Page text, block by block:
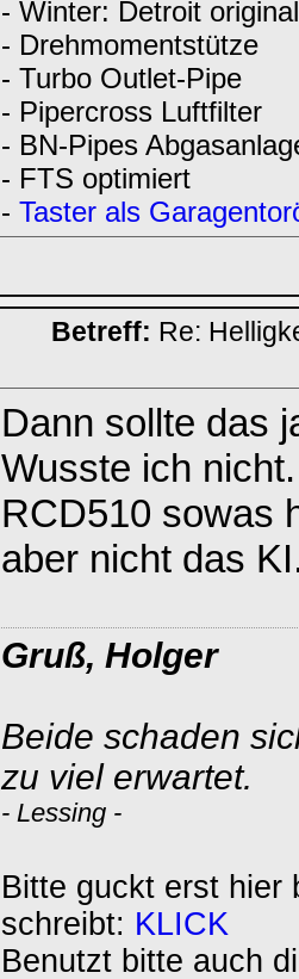
- Winter: Detroit original
- Drehmomentstütze
- Turbo Outlet-Pipe
- Pipercross Luftfilter
- BN-Pipes
- FTS optimiert
- Taster als
Betreff: Re:
Dann sollte das
Wusste ich
RCD510 sowas
aber nicht das
Gruß, Holger
Beide schaden
zu viel erwartet.
- Lessing -
Bitte guckt erst hier
schreibt: KLICK
Benutzt bitte auch